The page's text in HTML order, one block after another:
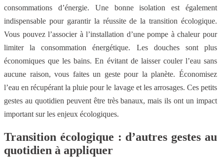
consommations d’énergie. Une bonne isolation est également
indispensable pour garantir la réussite de la transition écologique.
Vous pouvez l’associer à l’installation d’une pompe à chaleur pour
limiter la consommation énergétique. Les douches sont plus
économiques que les bains. En évitant de laisser couler l’eau sans
aucune raison, vous faites un geste pour la planète. Économisez
l’eau en récupérant la pluie pour le lavage et les arrosages. Ces petits
gestes au quotidien peuvent être très banaux, mais ils ont un impact
important sur les enjeux écologiques.
Transition écologique : d’autres gestes au
quotidien à appliquer